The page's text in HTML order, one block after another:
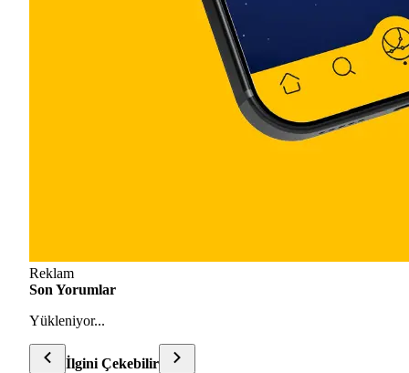
Reklam
Son Yorumlar
Yükleniyor...
İlgini Çekebilir